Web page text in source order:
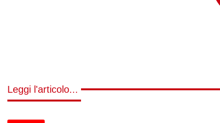
Leggi l'articolo...